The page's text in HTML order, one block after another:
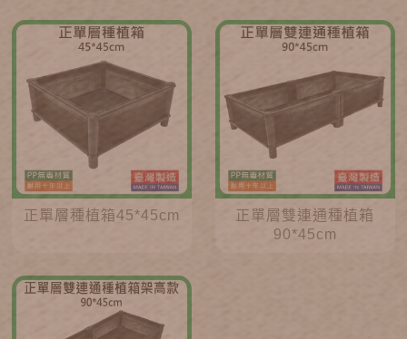
正單層種植箱45*45cm
正單層雙連通種植箱
90*45cm